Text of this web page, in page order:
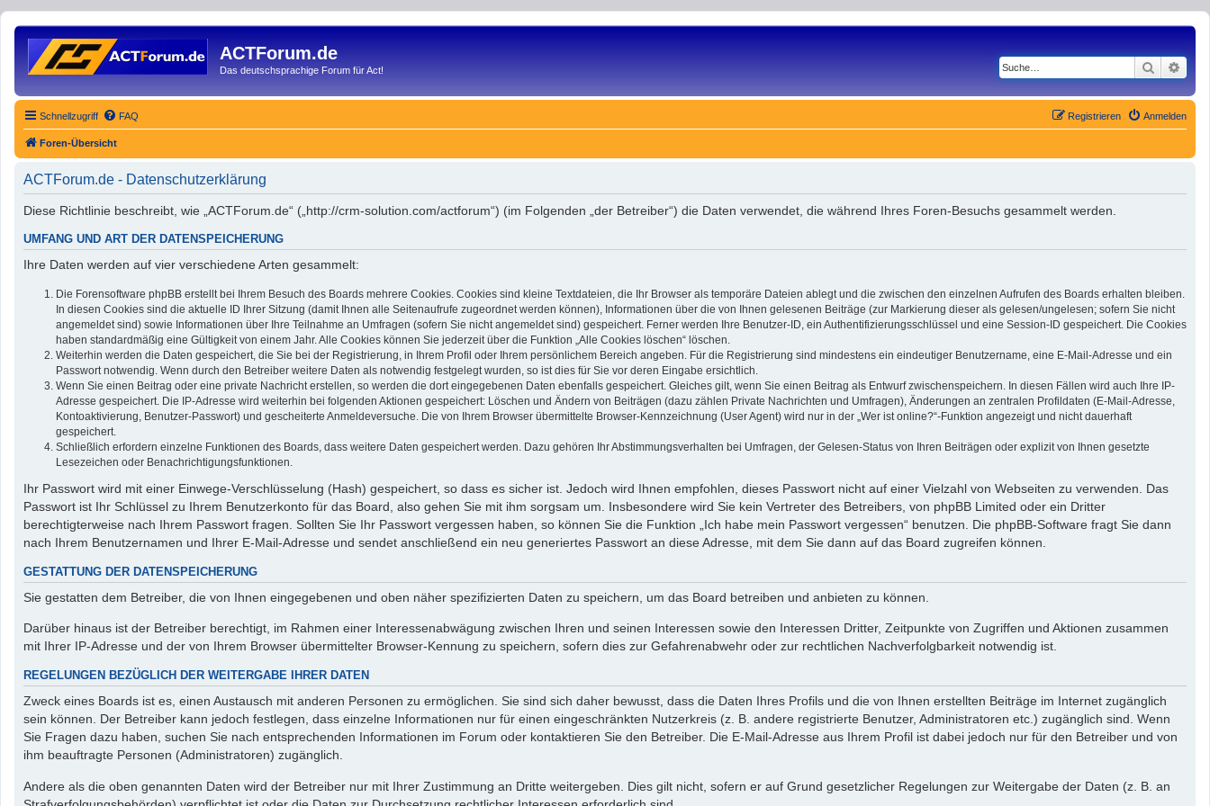
ACTForum.de
Das deutschsprachige Forum für Act! Suche
Schnellzugriff FAQ Anmelden
Registrieren
Foren-Übersicht
ACTForum.de - Datenschutzerklärung
Diese Richtlinie beschreibt, wie „ACTForum.de“ („http://crm-solution.com/actforum“) (im Folgenden „der Betreiber“) die Daten verwendet, die während Ihres Foren-Besuchs gesammelt werden.
UMFANG UND ART DER DATENSPEICHERUNG
Ihre Daten werden auf vier verschiedene Arten gesammelt:
Die Forensoftware phpBB erstellt bei Ihrem Besuch des Boards mehrere Cookies. Cookies sind kleine Textdateien, die Ihr Browser als temporäre Dateien ablegt und die zwischen den einzelnen Aufrufen des Boards erhalten bleiben.
In diesen Cookies sind die aktuelle ID Ihrer Sitzung (damit Ihnen alle Seitenaufrufe zugeordnet werden können), Informationen über die von Ihnen gelesenen Beiträge (zur Markierung dieser als gelesen/ungelesen; sofern Sie nicht
angemeldet sind) sowie Informationen über Ihre Teilnahme an Umfragen (sofern Sie nicht angemeldet sind) gespeichert. Ferner werden Ihre Benutzer-ID, ein Authentifizierungsschlüssel und eine Session-ID gespeichert. Die Cookies
haben standardmäßig eine Gültigkeit von einem Jahr. Alle Cookies können Sie jederzeit über die Funktion „Alle Cookies löschen“ löschen.
Weiterhin werden die Daten gespeichert, die Sie bei der Registrierung, in Ihrem Profil oder Ihrem persönlichem Bereich angeben. Für die Registrierung sind mindestens ein eindeutiger Benutzername, eine E-Mail-Adresse und ein
Passwort notwendig. Wenn durch den Betreiber weitere Daten als notwendig festgelegt wurden, so ist dies für Sie vor deren Eingabe ersichtlich.
Wenn Sie einen Beitrag oder eine private Nachricht erstellen, so werden die dort eingegebenen Daten ebenfalls gespeichert. Gleiches gilt, wenn Sie einen Beitrag als Entwurf zwischenspeichern. In diesen Fällen wird auch Ihre IP-
Adresse gespeichert. Die IP-Adresse wird weiterhin bei folgenden Aktionen gespeichert: Löschen und Ändern von Beiträgen (dazu zählen Private Nachrichten und Umfragen), Änderungen an zentralen Profildaten (E-Mail-Adresse,
Kontoaktivierung, Benutzer-Passwort) und gescheiterte Anmeldeversuche. Die von Ihrem Browser übermittelte Browser-Kennzeichnung (User Agent) wird nur in der „Wer ist online?“-Funktion angezeigt und nicht dauerhaft
gespeichert.
Schließlich erfordern einzelne Funktionen des Boards, dass weitere Daten gespeichert werden. Dazu gehören Ihr Abstimmungsverhalten bei Umfragen, der Gelesen-Status von Ihren Beiträgen oder explizit von Ihnen gesetzte
Lesezeichen oder Benachrichtigungsfunktionen.
Ihr Passwort wird mit einer Einwege-Verschlüsselung (Hash) gespeichert, so dass es sicher ist. Jedoch wird Ihnen empfohlen, dieses Passwort nicht auf einer Vielzahl von Webseiten zu verwenden. Das
Passwort ist Ihr Schlüssel zu Ihrem Benutzerkonto für das Board, also gehen Sie mit ihm sorgsam um. Insbesondere wird Sie kein Vertreter des Betreibers, von phpBB Limited oder ein Dritter
berechtigterweise nach Ihrem Passwort fragen. Sollten Sie Ihr Passwort vergessen haben, so können Sie die Funktion „Ich habe mein Passwort vergessen“ benutzen. Die phpBB-Software fragt Sie dann
nach Ihrem Benutzernamen und Ihrer E-Mail-Adresse und sendet anschließend ein neu generiertes Passwort an diese Adresse, mit dem Sie dann auf das Board zugreifen können.
GESTATTUNG DER DATENSPEICHERUNG
Sie gestatten dem Betreiber, die von Ihnen eingegebenen und oben näher spezifizierten Daten zu speichern, um das Board betreiben und anbieten zu können.
Darüber hinaus ist der Betreiber berechtigt, im Rahmen einer Interessenabwägung zwischen Ihren und seinen Interessen sowie den Interessen Dritter, Zeitpunkte von Zugriffen und Aktionen zusammen
mit Ihrer IP-Adresse und der von Ihrem Browser übermittelter Browser-Kennung zu speichern, sofern dies zur Gefahrenabwehr oder zur rechtlichen Nachverfolgbarkeit notwendig ist.
REGELUNGEN BEZÜGLICH DER WEITERGABE IHRER DATEN
Zweck eines Boards ist es, einen Austausch mit anderen Personen zu ermöglichen. Sie sind sich daher bewusst, dass die Daten Ihres Profils und die von Ihnen erstellten Beiträge im Internet zugänglich
sein können. Der Betreiber kann jedoch festlegen, dass einzelne Informationen nur für einen eingeschränkten Nutzerkreis (z. B. andere registrierte Benutzer, Administratoren etc.) zugänglich sind. Wenn
Sie Fragen dazu haben, suchen Sie nach entsprechenden Informationen im Forum oder kontaktieren Sie den Betreiber. Die E-Mail-Adresse aus Ihrem Profil ist dabei jedoch nur für den Betreiber und von
ihm beauftragte Personen (Administratoren) zugänglich.
Andere als die oben genannten Daten wird der Betreiber nur mit Ihrer Zustimmung an Dritte weitergeben. Dies gilt nicht, sofern er auf Grund gesetzlicher Regelungen zur Weitergabe der Daten (z. B. an